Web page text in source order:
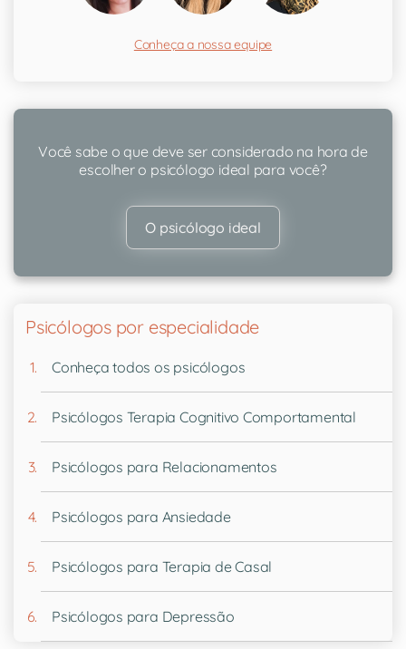
Conheça a nossa equipe
Você sabe o que deve ser considerado na hora de
escolher o psicólogo ideal para você?
O psicólogo ideal
Psicólogos por especialidade
Conheça todos os psicólogos
Psicólogos Terapia Cognitivo Comportamental
Psicólogos para Relacionamentos
Psicólogos para Ansiedade
Psicólogos para Terapia de Casal
Psicólogos para Depressão